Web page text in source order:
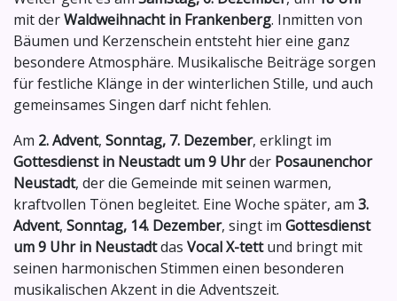
mit derWaldweihnacht in Frankenberg. Inmitten von
Bäumen und Kerzenschein entsteht hier eine ganz
besondere Atmosphäre. Musikalische Beiträge sorgen
für festliche Klänge in der winterlichen Stille, und auch
gemeinsames Singen darf nicht fehlen.
Am 2. Advent, Sonntag, 7. Dezember, erklingt im
Gottesdienst in Neustadt um 9 Uhrder Posaunenchor
Neustadt, der die Gemeinde mit seinen warmen,
kraftvollen Tönen begleitet. Eine Woche später, am 3.
Advent, Sonntag, 14. Dezember, singt im Gottesdienst
um 9 Uhr in Neustadtdas Vocal X-tettund bringt mit
seinen harmonischen Stimmen einen besonderen
musikalischen Akzent in die Adventszeit.